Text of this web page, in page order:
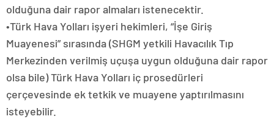
olduğuna dair rapor almaları istenecektir.
•Türk Hava Yolları işyeri hekimleri, “İşe Giriş
Muayenesi” sırasında (SHGM yetkili Havacılık Tıp
Merkezinden verilmiş uçuşa uygun olduğuna dair rapor
olsa bile) Türk Hava Yolları iç prosedürleri
çerçevesinde ek tetkik ve muayene yaptırılmasını
isteyebilir.